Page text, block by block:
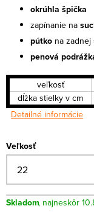
okrúhla špička
zapínanie na
pútko na zadnej
penová
veľkosť
dĺžka stielky v cm
Detailné informácie
Veľkosť
Skladom